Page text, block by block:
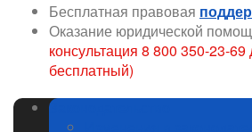
Бесплатная правовая
Оказание юридической
консультация 8 800 350-23-
бесплатный)
Законодательство